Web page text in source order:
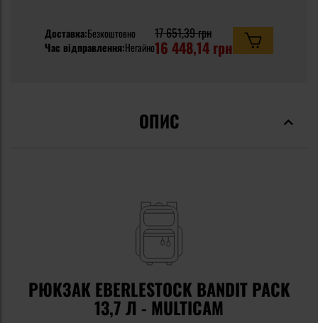
Доставка:Безкоштовно
Час відправлення:Негайно
17 651,39 грн
16 448,14 грн
ОПИС
РЮКЗАК EBERLESTOCK BANDIT PACK
13,7 Л - MULTICAM